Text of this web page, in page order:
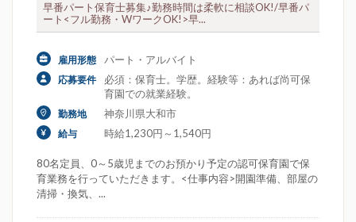
早番パート保育士募集♪勤務時間は柔軟に相談OK!/早番パ
ート<フル勤務・WワークOK!>早...
雇用形態 パート・アルバイト
応募要件
必須：保育士。学歴。経験等：あれば尚可保
育園での就業経験。
勤務地 神奈川県大和市
給与 時給1,230円～1,540円
80名定員、0～5歳児までのお預かり予定の認可保育園で保
育業務を行っていただきます。<仕事内容>開園準備、部屋の
清掃・換気、...